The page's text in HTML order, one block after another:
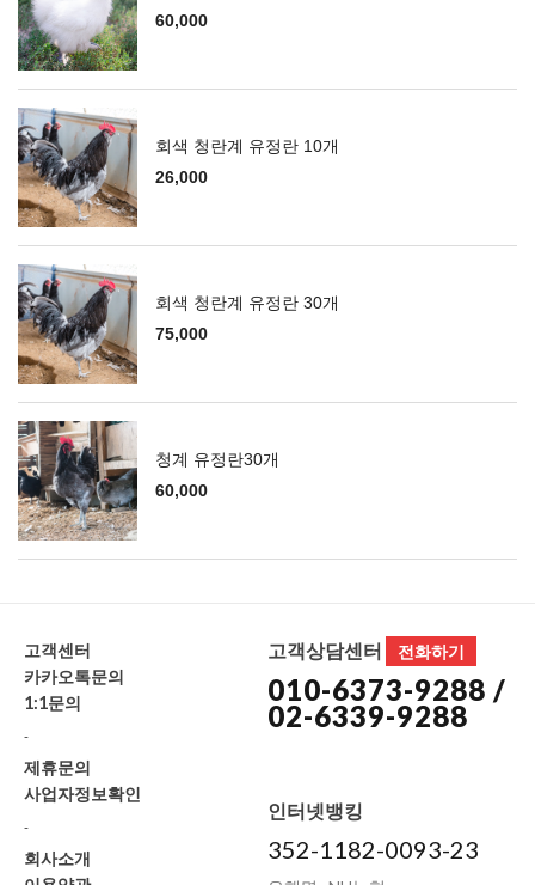
60,000
회색 청란계 유정란 10개
26,000
회색 청란계 유정란 30개
75,000
청계 유정란30개
60,000
고객센터
카카오톡문의
1:1문의
-
제휴문의
사업자정보확인
-
회사소개
고객상담센터 전화하기
010-6373-9288 /
02-6339-9288
인터넷뱅킹
352-1182-0093-23